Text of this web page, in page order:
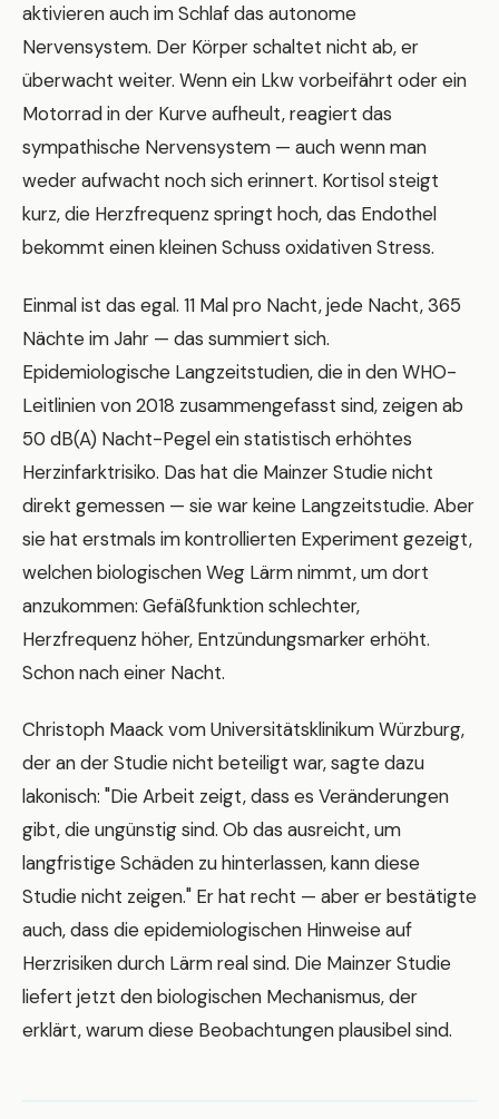
aktivieren auch im Schlaf das autonome
Nervensystem. Der Körper schaltet nicht ab, er
überwacht weiter. Wenn ein Lkw vorbeifährt oder ein
Motorrad in der Kurve aufheult, reagiert das
sympathische Nervensystem — auch wenn man
weder aufwacht noch sich erinnert. Kortisol steigt
kurz, die Herzfrequenz springt hoch, das Endothel
bekommt einen kleinen Schuss oxidativen Stress.
Einmal ist das egal. 11 Mal pro Nacht, jede Nacht, 365
Nächte im Jahr — das summiert sich.
Epidemiologische Langzeitstudien, die in den WHO-
Leitlinien von 2018 zusammengefasst sind, zeigen ab
50 dB(A) Nacht-Pegel ein statistisch erhöhtes
Herzinfarktrisiko. Das hat die Mainzer Studie nicht
direkt gemessen — sie war keine Langzeitstudie. Aber
sie hat erstmals im kontrollierten Experiment gezeigt,
welchen biologischen Weg Lärm nimmt, um dort
anzukommen: Gefäßfunktion schlechter,
Herzfrequenz höher, Entzündungsmarker erhöht.
Schon nach einer Nacht.
Christoph Maack vom Universitätsklinikum Würzburg,
der an der Studie nicht beteiligt war, sagte dazu
lakonisch: "Die Arbeit zeigt, dass es Veränderungen
gibt, die ungünstig sind. Ob das ausreicht, um
langfristige Schäden zu hinterlassen, kann diese
Studie nicht zeigen." Er hat recht — aber er bestätigte
auch, dass die epidemiologischen Hinweise auf
Herzrisiken durch Lärm real sind. Die Mainzer Studie
liefert jetzt den biologischen Mechanismus, der
erklärt, warum diese Beobachtungen plausibel sind.